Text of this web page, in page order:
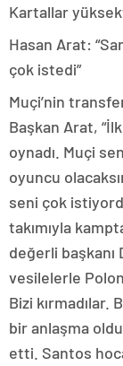
Kartallar
Hasan Arat:
çok istedi”
Muçi’nin
Başkan Arat,
oynadı. Muçi
oyuncu
seni çok
takımıyla
değerli
vesilelerle
Bizi kırmadılar.
bir anlaşma
etti. Santos